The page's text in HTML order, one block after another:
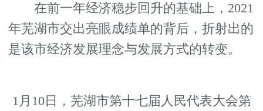
在前一年经济稳步回升的基础上，2021
年芜湖市交出亮眼成绩单的背后，折射出的
是该市经济发展理念与发展方式的转变。
1月10日，芜湖市第十七届人民代表大会第